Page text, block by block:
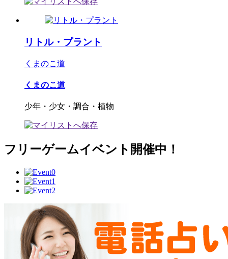
リトル・プラント
くまのこ道
くまのこ道
少年・少女・調合・植物
フリーゲームイベント開催中！